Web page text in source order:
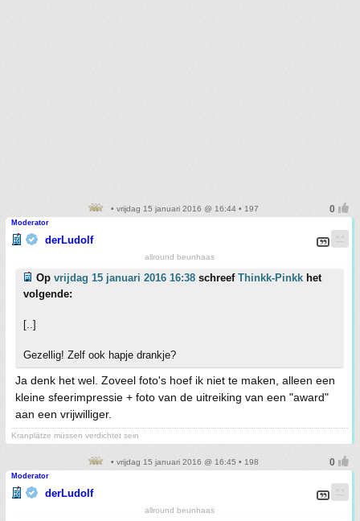
• vrijdag 15 januari 2016 @ 16:44 • 197
Moderator
derLudolf
allround beunhaas
Op vrijdag 15 januari 2016 16:38 schreef Thinkk-Pinkk het
volgende:
[..]
Gezellig! Zelf ook hapje drankje?
Ja denk het wel. Zoveel foto's hoef ik niet te maken, alleen een
kleine sfeerimpressie + foto van de uitreiking van een "award"
aan een vrijwilliger.
Kranplätze müssen verdichtet sein
• vrijdag 15 januari 2016 @ 16:45 • 198
Moderator
derLudolf
allround beunhaas